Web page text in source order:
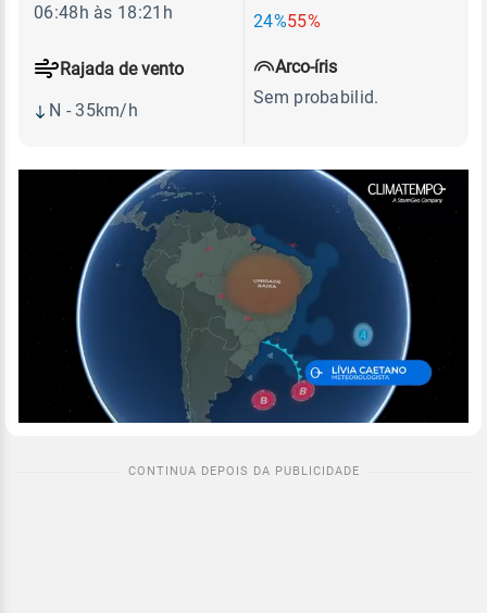
24%55%
Rajada de vento
N - 35km/h
06:48h às 18:21h
Arco-íris
Sem probabilid.